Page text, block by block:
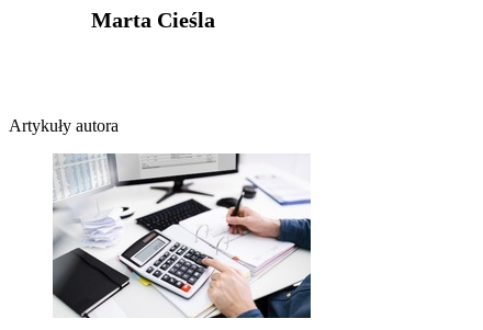
Marta Cieśla
Artykuły autora